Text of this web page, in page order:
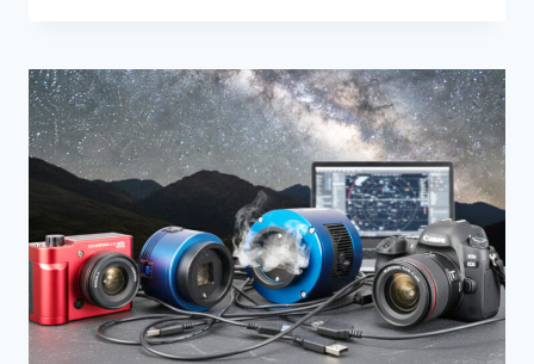
2024),–
IC
434
UND
ALNITAK
EIN
KOSMISCHES
KUNSTWERK
IM
ORION-
GÜRTEL